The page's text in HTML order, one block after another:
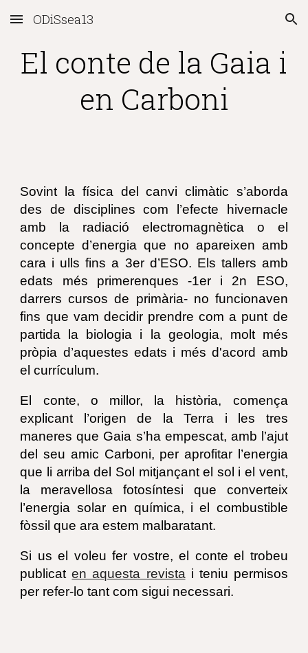
Skip to main content Skip to navigation
ODiSsea13
El conte de la Gaia i
en Carboni
Sovint la física del canvi climàtic s’aborda
des de disciplines com l’efecte hivernacle
amb la radiació electromagnètica o el
concepte d’energia que no apareixen amb
cara i ulls fins a 3er d’ESO. Els tallers amb
edats més primerenques -1er i 2n ESO,
darrers cursos de primària- no funcionaven
fins que vam decidir prendre com a punt de
partida la biologia i la geologia, molt més
pròpia d’aquestes edats i més d'acord amb
el currículum.
El conte, o millor, la història, comença
explicant l’origen de la Terra i les tres
maneres que Gaia s’ha empescat, amb l’ajut
del seu amic Carboni, per aprofitar l’energia
que li arriba del Sol mitjançant el sol i el vent,
la meravellosa fotosíntesi que converteix
l’energia solar en química, i el combustible
fòssil que ara estem malbaratant.
Si us el voleu fer vostre, el conte el trobeu
publicaten aquesta revista i teniu permisos
per refer-lo tant com sigui necessari.